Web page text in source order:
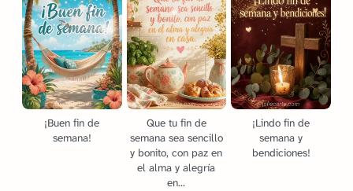
¡Buen fin de
semana!
Que tu fin de
semana sea sencillo
y bonito, con paz en
el alma y alegría
en...
¡Lindo fin de
semana y
bendiciones!